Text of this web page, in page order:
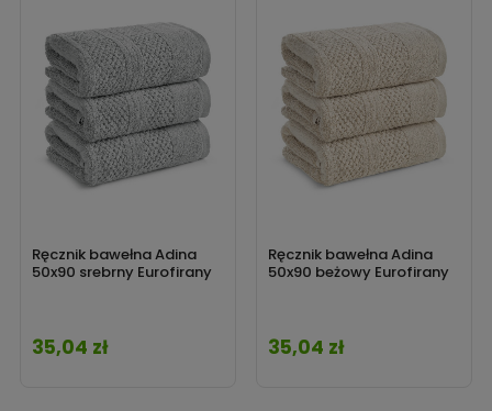
Ręcznik bawełna Adina
50x90 srebrny Eurofirany
Cena
35,04 zł
Ręcznik bawełna Adina
50x90 beżowy Eurofirany
Cena
35,04 zł